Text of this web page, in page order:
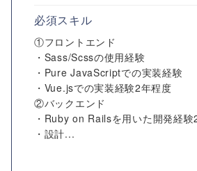
必須スキル
①フロントエンド
・Sass/Scssの使用経験
・Pure JavaScriptでの実装経験
・Vue.jsでの実装経験2年程度
②バックエンド
・Ruby on Railsを用いた開発経験
・設計...